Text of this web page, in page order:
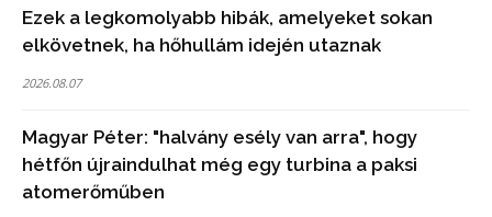
Ezek a legkomolyabb hibák, amelyeket sokan
elkövetnek, ha hőhullám idején utaznak
2026.08.07
Magyar Péter: "halvány esély van arra", hogy
hétfőn újraindulhat még egy turbina a paksi
atomerőműben